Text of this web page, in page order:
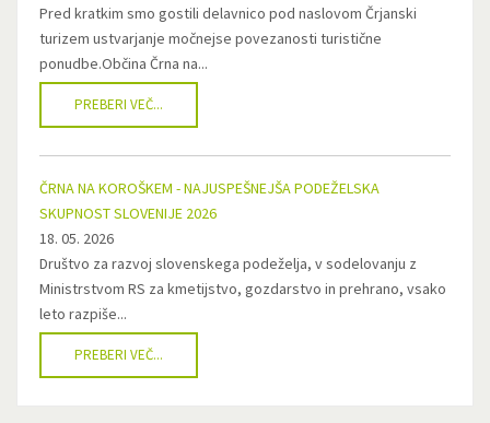
Pred kratkim smo gostili delavnico pod naslovom Črjanski
turizem ustvarjanje močnejse povezanosti turistične
ponudbe.Občina Črna na...
PREBERI VEČ...
ČRNA NA KOROŠKEM - NAJUSPEŠNEJŠA PODEŽELSKA
SKUPNOST SLOVENIJE 2026
18. 05. 2026
Društvo za razvoj slovenskega podeželja, v sodelovanju z
Ministrstvom RS za kmetijstvo, gozdarstvo in prehrano, vsako
leto razpiše...
PREBERI VEČ...